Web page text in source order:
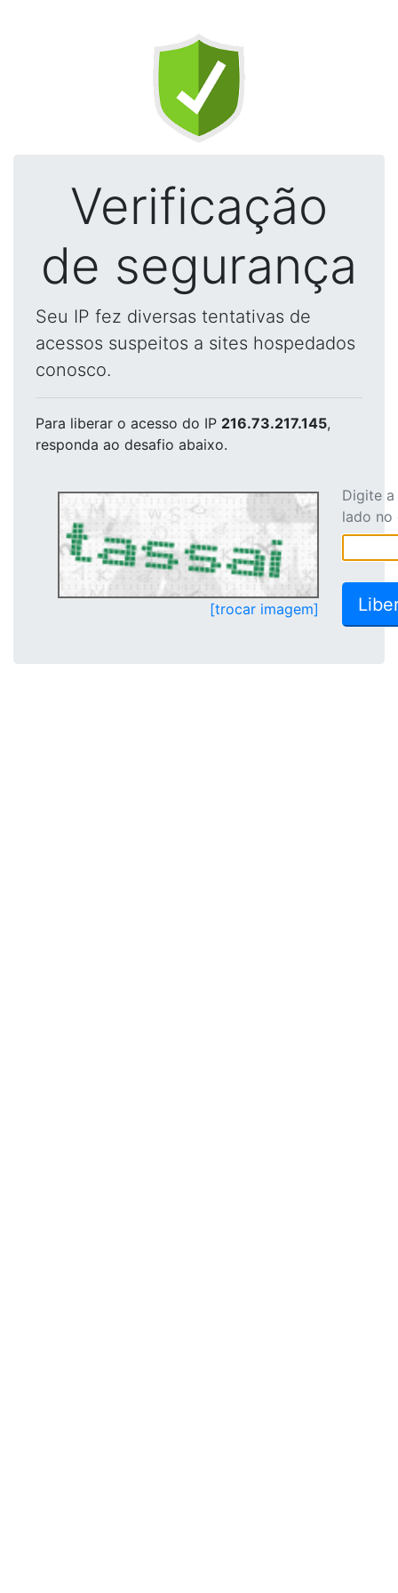
Verificação
de segurança
Seu IP fez diversas tentativas de
acessos suspeitos a sites hospedados
conosco.
Para liberar o acesso do IP 216.73.217.145,
responda ao desafio abaixo.
[trocar imagem]
Digite
lado no